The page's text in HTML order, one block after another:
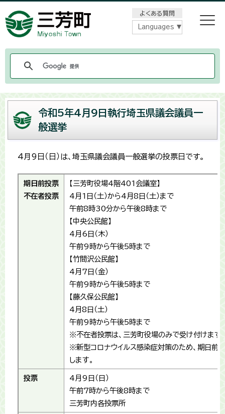
よくある質問
Languages
令和5年4月9日執行埼玉県議会議員一
般選挙
4月9日（日）は、埼玉県議会議員一般選挙の投票日です。
期日前投票
不在者投票
【三芳町役場4階401会議室】
4月1日（土）から4月8日（土）まで
午前8時30分から午後8時まで
【中央公民館】
4月6日（木）
午前9時から午後5時まで
【竹間沢公民館】
4月7日（金）
午前9時から午後5時まで
【藤久保公民館】
4月8日（土）
午前9時から午後5時まで
※不在者投票は、三芳町役場のみで受け付けます
※新型コロナウイルス感染症対策のため、期日前
します。
投票
4月9日（日）
午前7時から午後8時まで
三芳町内各投票所